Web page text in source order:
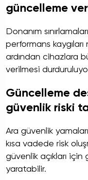
güncelleme
Donanım
performans
ardından cihazlara
verilmesi
Güncelleme
güvenlik riski
Ara güvenlik
kısa vadede risk
güvenlik açıkları
yaratabilir.